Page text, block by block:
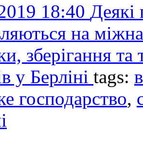
18:40 Деякі
на
зберігання та
у Берліні tags:
господарство,